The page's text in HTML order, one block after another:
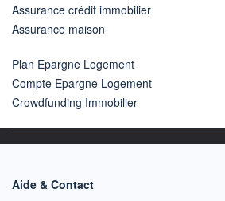
Assurance crédit immobilier
Assurance maison
Plan Epargne Logement
Compte Epargne Logement
Crowdfunding Immobilier
Aide & Contact